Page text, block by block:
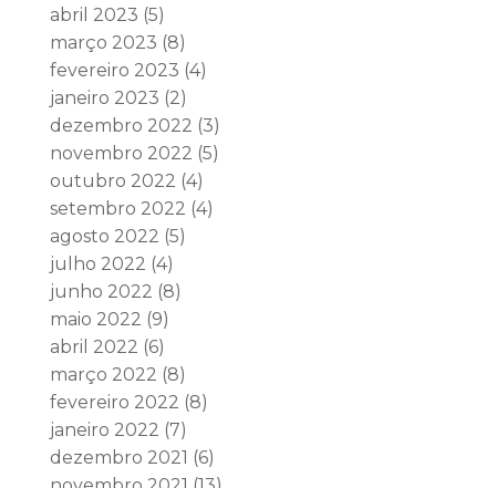
abril 2023 (5)
março 2023 (8)
fevereiro 2023 (4)
janeiro 2023 (2)
dezembro 2022 (3)
novembro 2022 (5)
outubro 2022 (4)
setembro 2022 (4)
agosto 2022 (5)
julho 2022 (4)
junho 2022 (8)
maio 2022 (9)
abril 2022 (6)
março 2022 (8)
fevereiro 2022 (8)
janeiro 2022 (7)
dezembro 2021 (6)